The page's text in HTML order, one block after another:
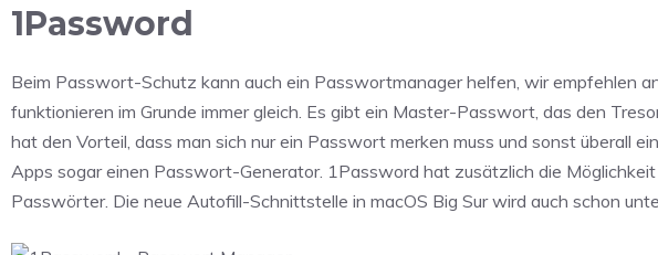
1Password
Beim Passwort-Schutz kann auch ein Passwortmanager helfen, wir empfehlen
funktionieren im Grunde immer gleich. Es gibt ein Master-Passwort, das den
hat den Vorteil, dass man sich nur ein Passwort merken muss und sonst überall
Apps sogar einen Passwort-Generator. 1Password hat zusätzlich die
Passwörter. Die neue Autofill-Schnittstelle in macOS Big Sur wird auch schon